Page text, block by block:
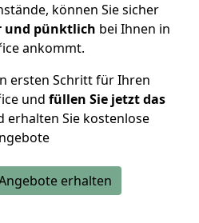
können Sie sicher
und pünktlich bei Ihnen in
ankommt.
ersten Schritt für Ihren
und füllen Sie jetzt das
erhalten Sie kostenlose
erhalten